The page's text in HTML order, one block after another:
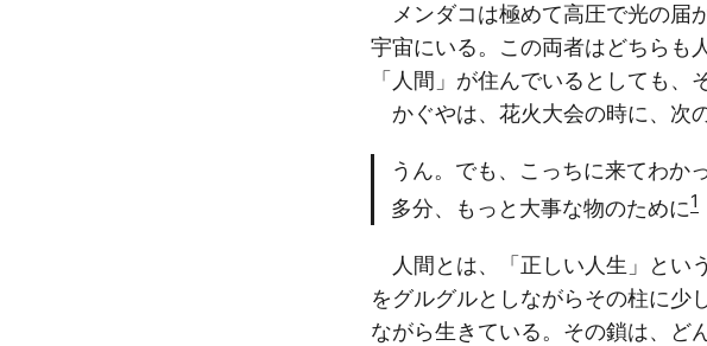
メンダコは極めて高圧で光の届
宇宙にいる。この両者はどちらも
「人間」が住んでいるとしても、
かぐやは、花火大会の時に、次
うん。でも、こっちに来てわか
多分、もっと大事な物のために1
人間とは、「正しい人生」とい
をグルグルとしながらその柱に少
ながら生きている。その鎖は、ど